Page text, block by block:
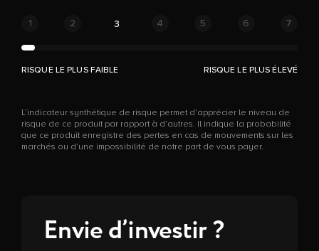
1 2 3 4 5 6 7
RISQUE LE PLUS FAIBLE RISQUE LE PLUS ÉLEVÉ
L’indicateur synthétique de risque permet d’apprécier le niveau de
risque de ce produit par rapport à d’autres. Il indique la probabilité
que ce produit enregistre des pertes en cas de mouvements sur les
marchés ou d’une impossibilité de notre part de vous payer.
Envie d’investir ?